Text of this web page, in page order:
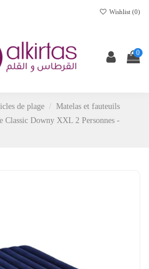
Wishlist (0)
0
de plage
Matelas et fauteuils
Classic Downy XXL 2 Personnes -